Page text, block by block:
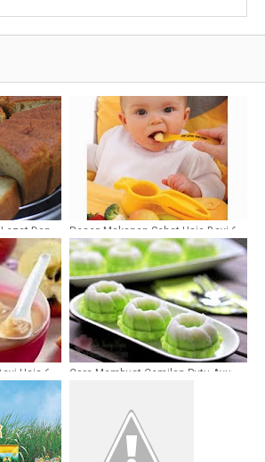
Dan
Resep Makanan Sehat Usia Bayi 6-
12 Bulan
Usia 6
Cara Membuat Cemilan Putu Ayu